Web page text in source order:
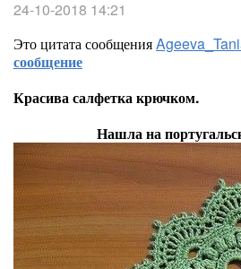
24-10-2018 14:21
Это цитата сообщения
сообщение
Красива салфетка крючком.
Нашла на